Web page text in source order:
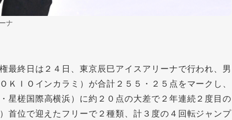
ナ
終日は２４日、東京辰巳アイスアリーナで行われ、男
ＫＩＯインカラミ）が合計２５５・２５点をマークし、
星槎国際高横浜）に約２０点の大差で２年連続２度目の
首位で迎えたフリーで２種類、計３度の４回転ジャンプ